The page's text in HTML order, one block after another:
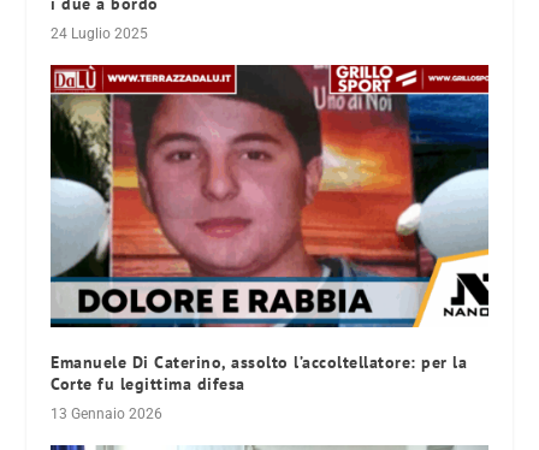
24 Luglio 2025
Emanuele Di Caterino, assolto l’accoltellatore: per la
Corte fu legittima difesa
13 Gennaio 2026